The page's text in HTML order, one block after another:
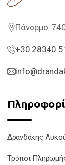
Πάνορμο,
+30 28340
Δρανδάκης
Τρόποι